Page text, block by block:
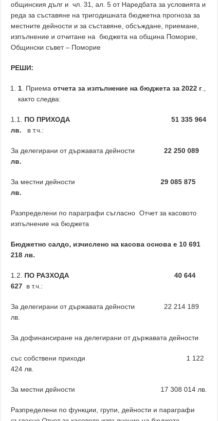
общинския дълг и чл. 31, ал. 5 от Наредбата за условията и
реда за съставяне на тригодишната бюджетна прогноза за
местните дейности и за съставяне, обсъждане, приемане,
изпълнение и отчитане на бюджета на община Поморие,
Общински съвет – Поморие
РЕШИ:
1 . Приемаотчета за изпълнение на бюджета за 2022 г
както следва:
1.1. ПО ПРИХОДА
51 335 964
лв.
в т.ч.:
За делегирани от държавата дейности22 250 089
лв.
За местни дейности29 085 875
лв.
Разпределени по параграфи съгласно Отчет за касовото
изпълнение на бюджета
Бюджетно салдо, изчислено на касова основа е 10 691
218 лв.
1.2. ПО РАЗХОДА
40 644
627 в т.ч.:
За делегирани от държавата дейности 22 214 189
лв.
За дофинансиране на делегирани от държавата дейности
със собствени приходи 1 122
424 лв.
За местни дейности 17 308 014 лв.
Разпределени по функции, групи, дейности и параграфи